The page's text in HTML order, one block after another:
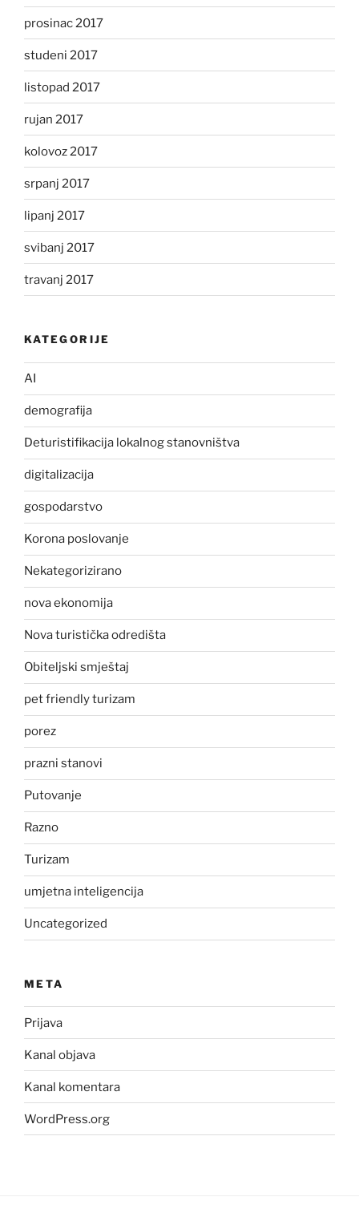
prosinac 2017
studeni 2017
listopad 2017
rujan 2017
kolovoz 2017
srpanj 2017
lipanj 2017
svibanj 2017
travanj 2017
KATEGORIJE
AI
demografija
Deturistifikacija lokalnog stanovništva
digitalizacija
gospodarstvo
Korona poslovanje
Nekategorizirano
nova ekonomija
Nova turistička odredišta
Obiteljski smještaj
pet friendly turizam
porez
prazni stanovi
Putovanje
Razno
Turizam
umjetna inteligencija
Uncategorized
META
Prijava
Kanal objava
Kanal komentara
WordPress.org